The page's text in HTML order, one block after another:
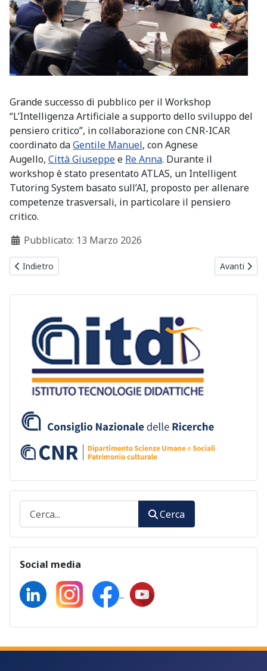
Cerca
Social media
Grande successo di pubblico per il Workshop
“L’Intelligenza Artificiale a supporto dello sviluppo del
pensiero critico”, in collaborazione con CNR-ICAR
coordinato daGentile Manuel, con Agnese
Augello, Città Giuseppee Re Anna. Durante il
workshop è stato presentato ATLAS, un Intelligent
Tutoring System basato sull’AI, proposto per allenare
competenze trasversali, in particolare il pensiero
critico.
Dettagli
Pubblicato: 13 Marzo 2026
Articolo precedente: Pubblicato un nuovo studio CNR-ITD sulla
Indietro Articolo
Avanti